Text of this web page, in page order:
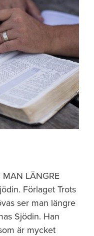
MAN LÄNGRE
Förlaget Trots
ser man längre
Sjödin. Han
är mycket